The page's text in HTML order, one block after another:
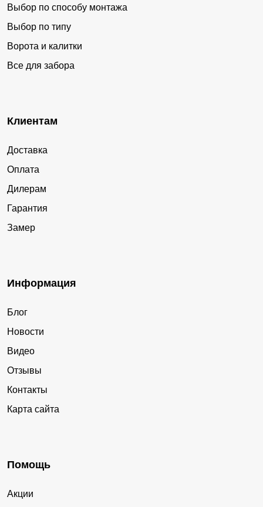
Выбор по способу монтажа
Выбор по типу
Ворота и калитки
Все для забора
Клиентам
Доставка
Оплата
Дилерам
Гарантия
Замер
Информация
Блог
Новости
Видео
Отзывы
Контакты
Карта сайта
Помощь
Акции